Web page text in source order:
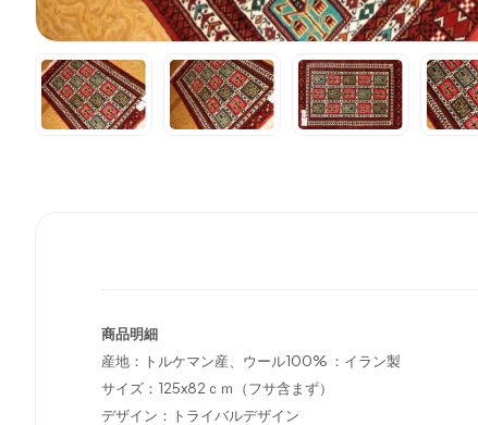
商品明細
産地：トルケマン産、ウール100% ：イラン製
サイズ：125x82ｃｍ（フサ含まず）
デザイン：トライバルデザイン